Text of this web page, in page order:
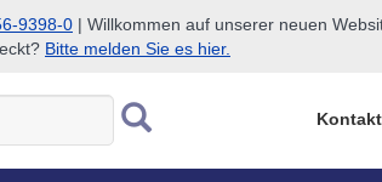
9398-0 | Willkommen auf unserer neuen
Bitte melden Sie es hier.